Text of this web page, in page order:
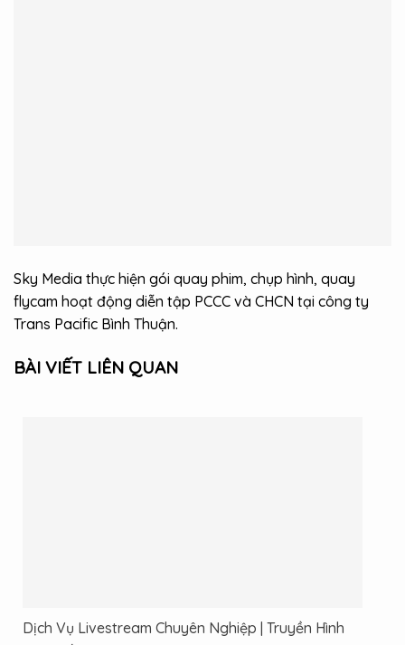
Sky Media thực hiện gói quay phim, chụp hình, quay
flycam hoạt động diễn tập PCCC và CHCN tại công ty
Trans Pacific Bình Thuận.
BÀI VIẾT LIÊN QUAN
Dịch Vụ Livestream Chuyên Nghiệp | Truyền Hình